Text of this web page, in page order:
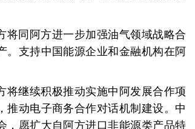
将同阿方进一步加强油气领域战略合
。支持中国能源企业和金融机构在阿
将继续积极推动实施中阿发展合作项
推动电子商务合作对话机制建设。中
，愿扩大自阿方进口非能源类产品特